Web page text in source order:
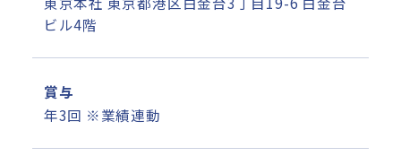
ビル4階
賞与
年3回 ※業績連動